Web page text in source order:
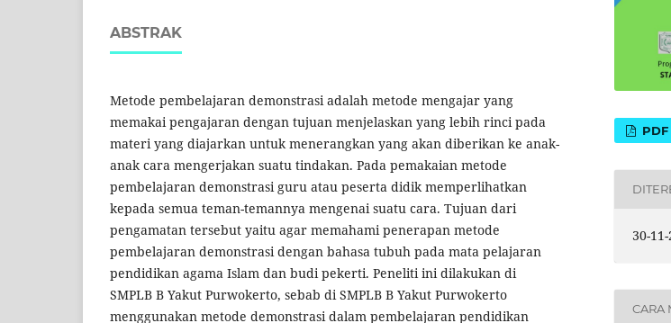
ABSTRAK
Metode pembelajaran demonstrasi adalah metode mengajar yang
memakai pengajaran dengan tujuan menjelaskan yang lebih rinci pada
materi yang diajarkan untuk menerangkan yang akan diberikan ke anak-
anak cara mengerjakan suatu tindakan. Pada pemakaian metode
pembelajaran demonstrasi guru atau peserta didik memperlihatkan
kepada semua teman-temannya mengenai suatu cara. Tujuan dari
pengamatan tersebut yaitu agar memahami penerapan metode
pembelajaran demonstrasi dengan bahasa tubuh pada mata pelajaran
pendidikan agama Islam dan budi pekerti. Peneliti ini dilakukan di
SMPLB B Yakut Purwokerto, sebab di SMPLB B Yakut Purwokerto
menggunakan metode demonstrasi dalam pembelajaran pendidikan
PDF
30-
CARA